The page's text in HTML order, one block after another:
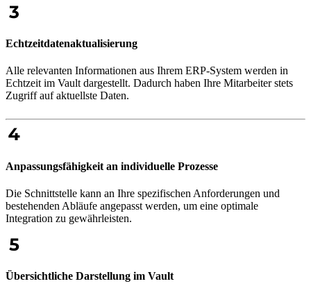
Echtzeitdatenaktualisierung
Alle relevanten Informationen aus Ihrem ERP-System werden in
Echtzeit im Vault dargestellt. Dadurch haben Ihre Mitarbeiter stets
Zugriff auf aktuellste Daten.
Anpassungsfähigkeit an individuelle Prozesse
Die Schnittstelle kann an Ihre spezifischen Anforderungen und
bestehenden Abläufe angepasst werden, um eine optimale
Integration zu gewährleisten.
Übersichtliche Darstellung im Vault